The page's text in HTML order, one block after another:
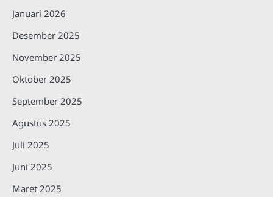
Januari 2026
Desember 2025
November 2025
Oktober 2025
September 2025
Agustus 2025
Juli 2025
Juni 2025
Maret 2025